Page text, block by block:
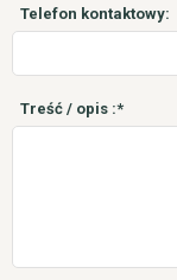
Telefon kontaktowy:
Treść / opis :*